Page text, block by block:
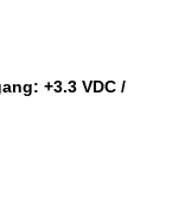
+3.3 VDC /